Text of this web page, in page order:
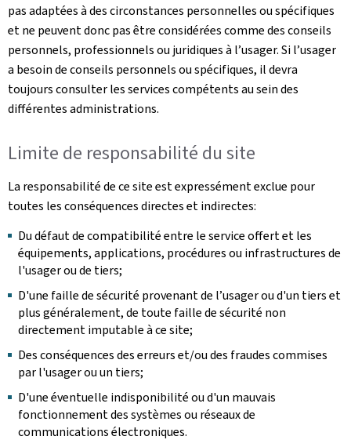
pas adaptées à des circonstances personnelles ou spécifiques
et ne peuvent donc pas être considérées comme des conseils
personnels, professionnels ou juridiques à l’usager. Si l’usager
a besoin de conseils personnels ou spécifiques, il devra
toujours consulter les services compétents au sein des
différentes administrations.
Limite de responsabilité du site
La responsabilité de ce site est expressément exclue pour
toutes les conséquences directes et indirectes:
Du défaut de compatibilité entre le service offert et les
équipements, applications, procédures ou infrastructures de
l'usager ou de tiers;
D'une faille de sécurité provenant de l’usager ou d'un tiers et
plus généralement, de toute faille de sécurité non
directement imputable à ce site;
Des conséquences des erreurs et/ou des fraudes commises
par l'usager ou un tiers;
D'une éventuelle indisponibilité ou d'un mauvais
fonctionnement des systèmes ou réseaux de
communications électroniques.